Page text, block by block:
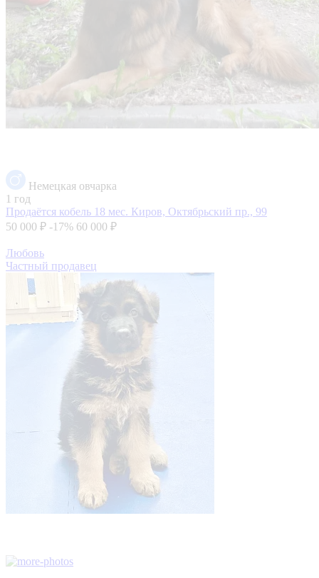
Немецкая овчарка
1 год
Продаётся кобель 18 мес. Киров, Октябрьский пр., 99
50 000 ₽ -17% 60 000 ₽
Любовь
Частный продавец